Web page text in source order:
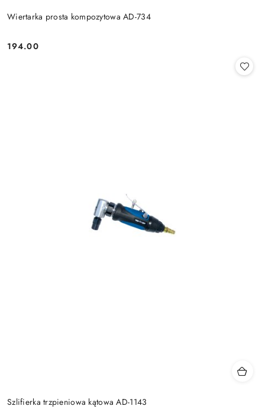
Wiertarka prosta kompozytowa AD-734
Cena:
194.00
Szlifierka trzpieniowa kątowa AD-1143